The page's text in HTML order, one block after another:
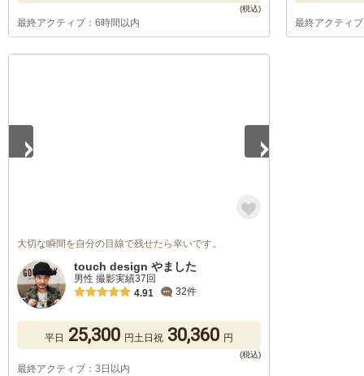
最終アクティブ：6時間以内 最終アクティ
大切な瞬間を自分の目線で残せたら幸いです。
touch design やました
男性 撮影実績37回
4.91
32件
平日 25,300 円土日祝 30,360 円
最終アクティブ：3日以内